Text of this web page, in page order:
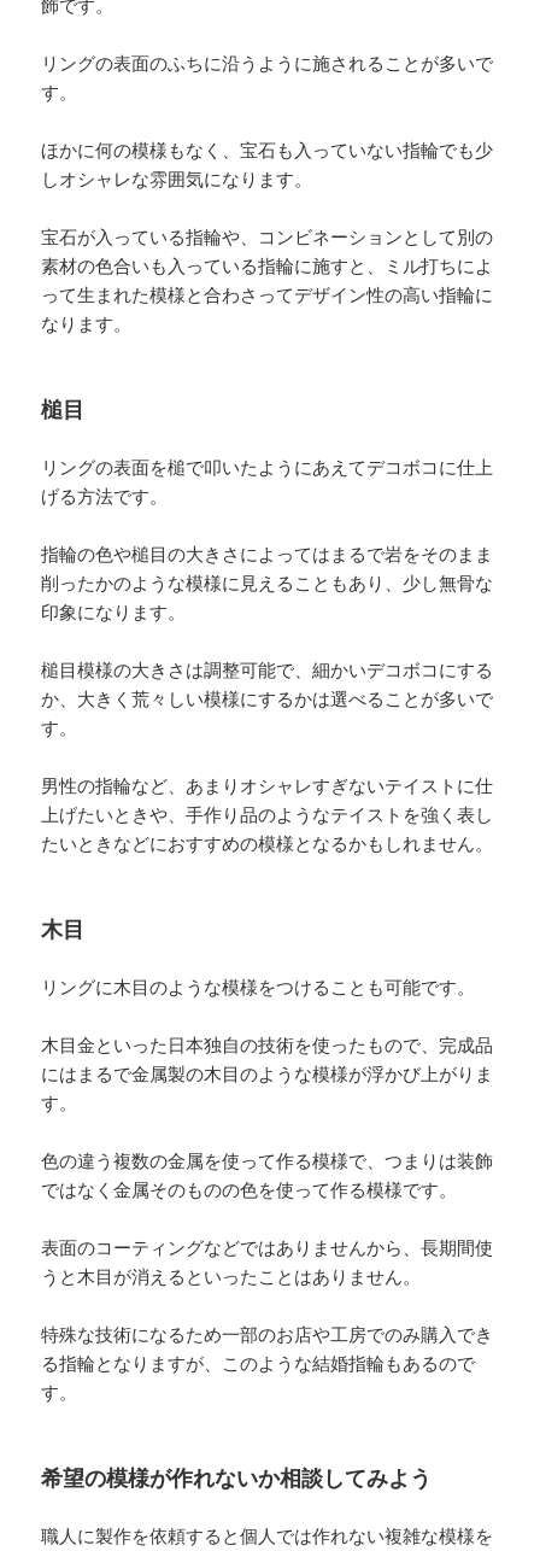
飾です。
リングの表面のふちに沿うように施されることが多いで
す。
ほかに何の模様もなく、宝石も入っていない指輪でも少
しオシャレな雰囲気になります。
宝石が入っている指輪や、コンビネーションとして別の
素材の色合いも入っている指輪に施すと、ミル打ちによ
って生まれた模様と合わさってデザイン性の高い指輪に
なります。
槌目
リングの表面を槌で叩いたようにあえてデコボコに仕上
げる方法です。
指輪の色や槌目の大きさによってはまるで岩をそのまま
削ったかのような模様に見えることもあり、少し無骨な
印象になります。
槌目模様の大きさは調整可能で、細かいデコボコにする
か、大きく荒々しい模様にするかは選べることが多いで
す。
男性の指輪など、あまりオシャレすぎないテイストに仕
上げたいときや、手作り品のようなテイストを強く表し
たいときなどにおすすめの模様となるかもしれません。
木目
リングに木目のような模様をつけることも可能です。
木目金といった日本独自の技術を使ったもので、完成品
にはまるで金属製の木目のような模様が浮かび上がりま
す。
色の違う複数の金属を使って作る模様で、つまりは装飾
ではなく金属そのものの色を使って作る模様です。
表面のコーティングなどではありませんから、長期間使
うと木目が消えるといったことはありません。
特殊な技術になるため一部のお店や工房でのみ購入でき
る指輪となりますが、このような結婚指輪もあるので
す。
希望の模様が作れないか相談してみよう
職人に製作を依頼すると個人では作れない複雑な模様を